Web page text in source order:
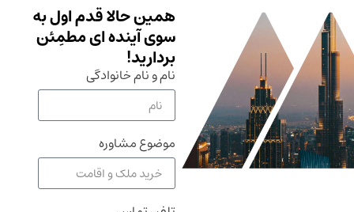
همین حالا قدم اول به
سوی آینده ای مطمِئن
بردارید!
نام و نام خانوادگی
موضوع مشاوره